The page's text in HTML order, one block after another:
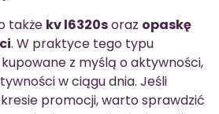
także kv l6320soraz opaskę
. W praktyce tego typu
z myślą o aktywności,
w ciągu dnia. Jeśli
promocji, warto sprawdzić